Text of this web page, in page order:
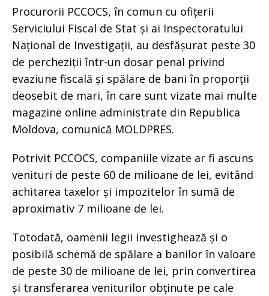
Procurorii PCCOCS, în comun cu ofițerii
Serviciului Fiscal de Stat și ai Inspectoratului
Național de Investigații, au desfășurat peste 30
de percheziții într-un dosar penal privind
evaziune fiscală și spălare de bani în proporții
deosebit de mari, în care sunt vizate mai multe
magazine online administrate din Republica
Moldova, comunică MOLDPRES.
Potrivit PCCOCS, companiile vizate ar fi ascuns
venituri de peste 60 de milioane de lei, evitând
achitarea taxelor și impozitelor în sumă de
aproximativ 7 milioane de lei.
Totodată, oamenii legii investighează și o
posibilă schemă de spălare a banilor în valoare
de peste 30 de milioane de lei, prin convertirea
și transferarea veniturilor obținute pe cale